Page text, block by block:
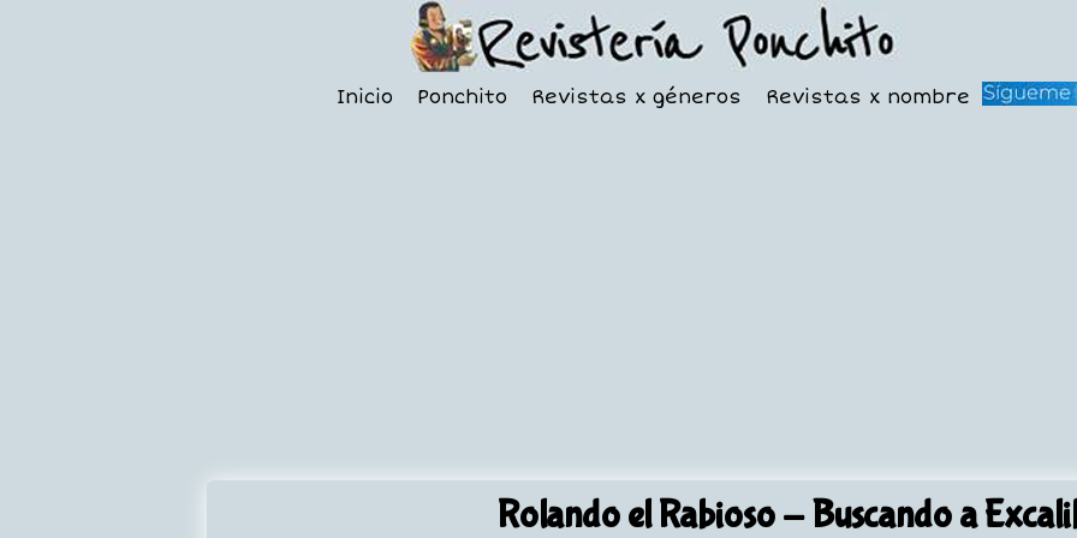
Inicio Ponchito Revistas x géneros Revistas x nombre
Rolando el Rabioso- Buscando a